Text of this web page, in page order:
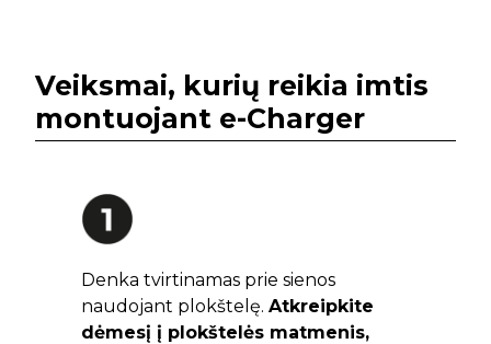
Veiksmai, kurių reikia imtis
montuojant e-Charger
Denka tvirtinamas prie sienos
naudojant plokštelę. Atkreipkite
dėmesį į plokštelės matmenis,